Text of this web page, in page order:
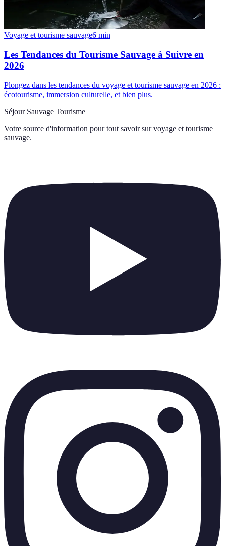
Voyage et tourisme sauvage6 min
Les Tendances du Tourisme Sauvage à Suivre en
2026
Plongez dans les tendances du voyage et tourisme sauvage en 2026 :
écotourisme, immersion culturelle, et bien plus.
Séjour Sauvage Tourisme
Votre source d'information pour tout savoir sur voyage et tourisme
sauvage.